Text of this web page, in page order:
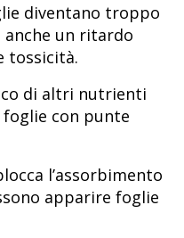
diventano troppo
anche un ritardo
tossicità.
di altri nutrienti
foglie con punte
l’assorbimento
apparire foglie